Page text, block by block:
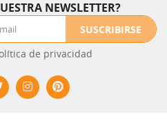
NEWSLETTER?
SUSCRIBIRSE
de privacidad